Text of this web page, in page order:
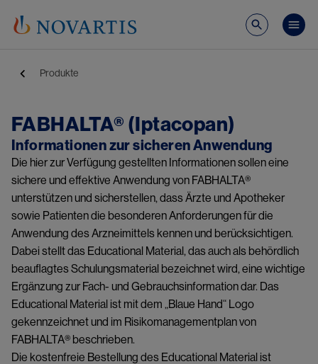
Pfadnavigation
Produkte
FABHALTA® (Iptacopan)
Informationen zur sicheren Anwendung
Die hier zur Verfügung gestellten Informationen sollen eine
sichere und effektive Anwendung von FABHALTA®
unterstützen und sicherstellen, dass Ärzte und Apotheker
sowie Patienten die besonderen Anforderungen für die
Anwendung des Arzneimittels kennen und berücksichtigen.
Dabei stellt das Educational Material, das auch als behördlich
beauflagtes Schulungsmaterial bezeichnet wird, eine wichtige
Ergänzung zur Fach- und Gebrauchsinformation dar. Das
Educational Material ist mit dem „Blaue Hand“ Logo
gekennzeichnet und im Risikomanagementplan von
FABHALTA® beschrieben.
Die kostenfreie Bestellung des Educational Material ist